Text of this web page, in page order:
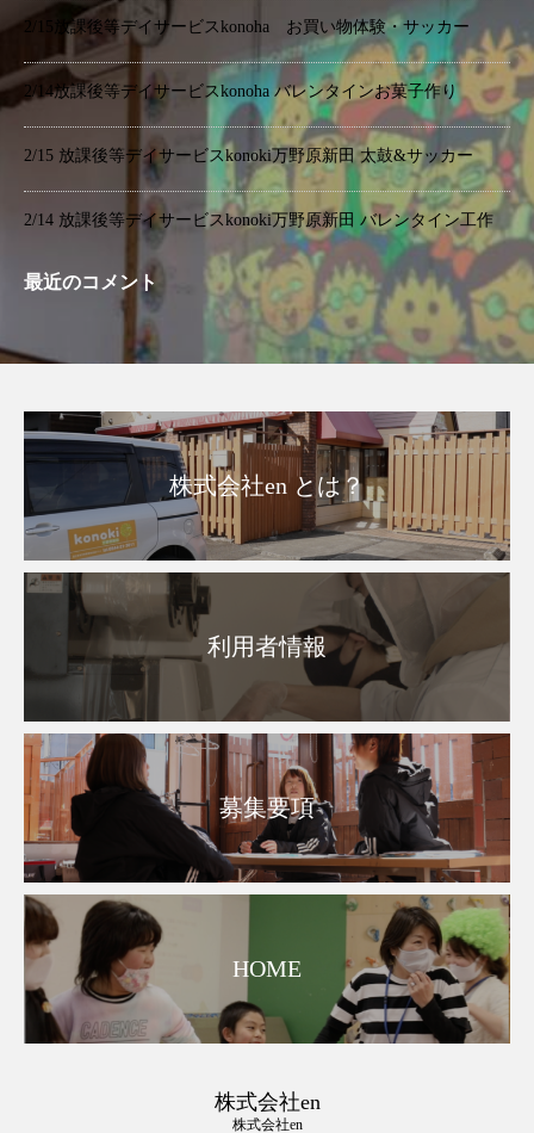
2/15放課後等デイサービスkonoha お買い物体験・サッカー
2/14放課後等デイサービスkonoha バレンタインお菓子作り
2/15 放課後等デイサービスkonoki万野原新田 太鼓&サッカー
2/14 放課後等デイサービスkonoki万野原新田 バレンタイン工作
最近のコメント
株式会社en とは？
利用者情報
募集要項
HOME
株式会社en
株式会社en